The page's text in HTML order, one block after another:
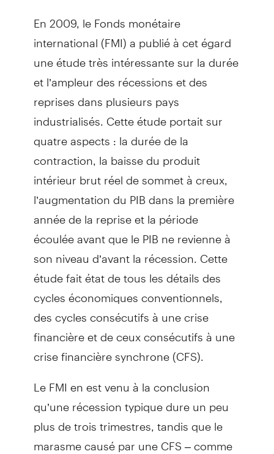
En 2009, le Fonds monétaire
international (FMI) a publié à cet égard
une étude très intéressante sur la durée
et l’ampleur des récessions et des
reprises dans plusieurs pays
industrialisés. Cette étude portait sur
quatre aspects : la durée de la
contraction, la baisse du produit
intérieur brut réel de sommet à creux,
l’augmentation du PIB dans la première
année de la reprise et la période
écoulée avant que le PIB ne revienne à
son niveau d’avant la récession. Cette
étude fait état de tous les détails des
cycles économiques conventionnels,
des cycles consécutifs à une crise
financière et de ceux consécutifs à une
crise financière synchrone (CFS).
Le FMI en est venu à la conclusion
qu’une récession typique dure un peu
plus de trois trimestres, tandis que le
marasme causé par une CFS – comme